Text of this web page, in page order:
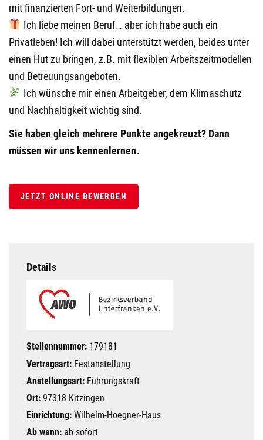
Details
Stellennummer: 179181
Vertragsart: Festanstellung
Anstellungsart: Führungskraft
Ort: 97318 Kitzingen
Einrichtung: Wilhelm-Hoegner-Haus
Ab wann: ab sofort
mit finanzierten Fort- und Weiterbildungen.
Ich liebe meinen Beruf… aber ich habe auch ein
Privatleben! Ich will dabei unterstützt werden, beides unter
einen Hut zu bringen, z.B. mit flexiblen Arbeitszeitmodellen
und Betreuungsangeboten.
Ich wünsche mir einen Arbeitgeber, dem Klimaschutz
und Nachhaltigkeit wichtig sind.
Sie haben gleich mehrere Punkte angekreuzt? Dann
müssen wir uns kennenlernen.
JETZT ONLINE BEWERBEN